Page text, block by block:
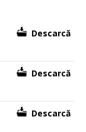
Descarcă
Descarcă
Descarcă